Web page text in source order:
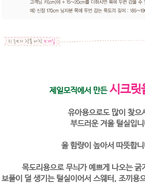
제일모직에서 만든 시크릿
유아용으로도 많이 찾으
부드러운 겨울 털실입
울 함량이 높아서 따뜻합
목도리용으로 무늬가 예쁘게 나오는 굵
보풀이 덜 생기는 털실이어서 스웨터, 조끼용